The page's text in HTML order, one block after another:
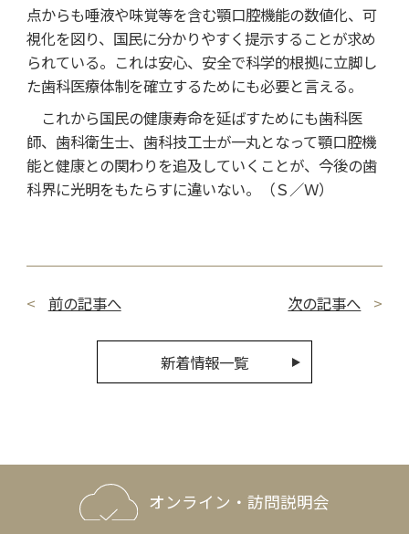
点からも唾液や味覚等を含む顎口腔機能の数値化、可
視化を図り、国民に分かりやすく提示することが求め
られている。これは安心、安全で科学的根拠に立脚し
た歯科医療体制を確立するためにも必要と言える。
これから国民の健康寿命を延ばすためにも歯科医
師、歯科衛生士、歯科技工士が一丸となって顎口腔機
能と健康との関わりを追及していくことが、今後の歯
科界に光明をもたらすに違いない。（Ｓ／Ｗ）
前の記事へ 次の記事へ
新着情報一覧
オンライン・訪問説明会